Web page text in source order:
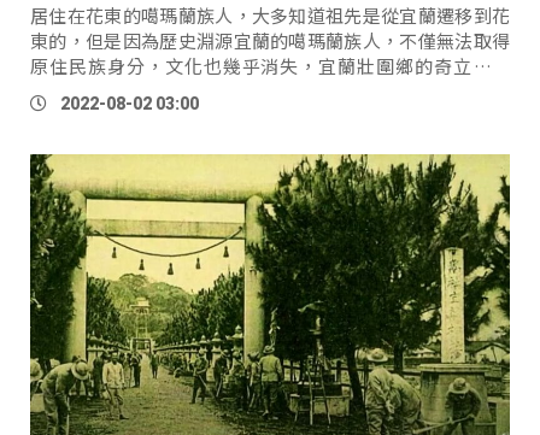
居住在花東的噶瑪蘭族人，大多知道祖先是從宜蘭遷移到花
東的，但是因為歷史淵源宜蘭的噶瑪蘭族人，不僅無法取得
原住民族身分，文化也幾乎消失，宜蘭壯圍鄉的奇立板聚
落，為了復振傳統文化，向原民會申請了平埔族群聚...。
2022-08-02 03:00